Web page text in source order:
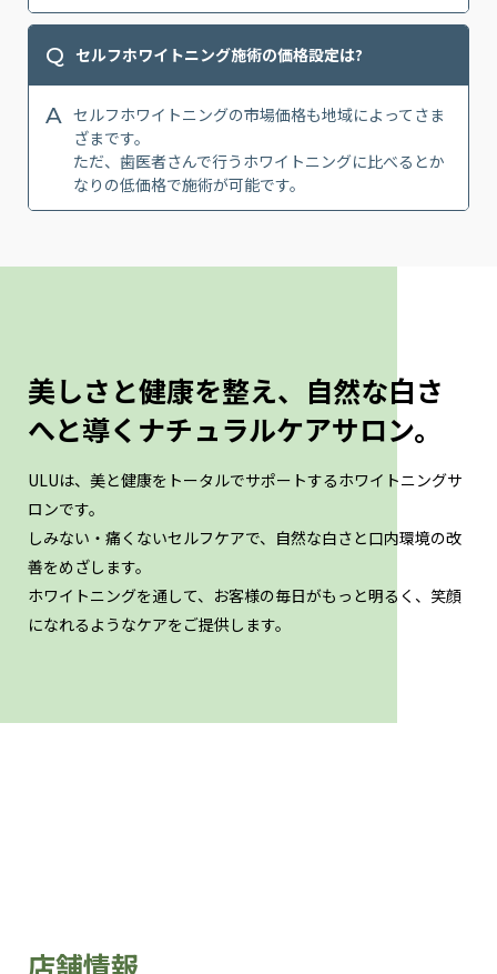
Q セルフホワイトニング施術の価格設定は?
A セルフホワイトニングの市場価格も地域によってさま
ざまです。
ただ、歯医者さんで行うホワイトニングに比べるとか
なりの低価格で施術が可能です。
美しさと健康を整え、自然な白さ
へと導くナチュラルケアサロン。
ULUは、美と健康をトータルでサポートするホワイトニングサ
ロンです。
しみない・痛くないセルフケアで、自然な白さと口内環境の改
善をめざします。
ホワイトニングを通して、お客様の毎日がもっと明るく、笑顔
になれるようなケアをご提供します。
店舗情報